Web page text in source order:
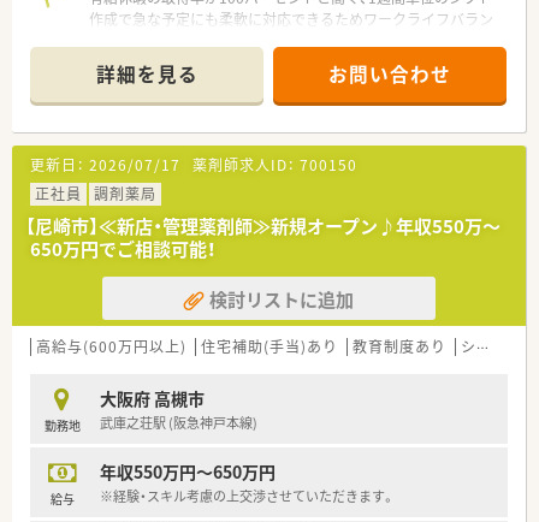
【こんな方にオススメ】
スを重視し仕事とプライベートを両立させたい方に最適な環境
です。
■施設5件や個人60名の在宅に対応しており、地域医療の最前線
で患者様と深く関わりながら専門性を磨き上げたい方に最適で
す。
■意欲や実績が正当に評価される社風の中で、若いうちから役職
を目指してキャリアアップを図りたいと考えている方に最適で
す。
作成で急な予定にも柔軟に対応できるためワークライフバラン
＊------------------------------------------＊
【店舗情報と応需状況について】
■JR高槻駅から徒歩3分、阪急高槻市駅からも徒歩5分圏内と非
常に利便性が高く通勤ストレスが少ない環境です。
■心療内科や精神科をメインに1日平均80枚から90枚の処方箋
を応需しており、深く専門性を磨くことが可能です。
■薬剤師は常勤5名とパート4名の手厚い体制で、1200品目以上
の医薬品を扱いながら安全な調剤を行っています。
【募集背景と求める人物像について】
■欠員補充に伴う急募案件のため、地域医療に貢献したい意欲の
ある方を年齢や経験を問わず幅広く募集しています。
■在宅医療にも注力しているため、施設や居宅への訪問業務に前
■周囲とのコミュニケーションを大切にし、アットホームな職場
で長く腰を据えて働きたい方に最適な環境です。
■大阪府と京都府の北摂・京阪エリアを中心に10店舗以上をド
ミナント展開している安定した経営基盤の会社です。
詳細を見る お問い合わせ
更新日： 2026/07/17 薬剤師求人ID： 700150
正社員
調剤薬局
【尼崎市】≪新店・管理薬剤師≫新規オープン♪年収550万～
650万円でご相談可能！
検討リストに追加
高給与(600万円以上) 住宅補助(手当)あり 教育制度あり シフト制
勤務地
大阪府 高槻市
武庫之荘駅 (阪急神戸本線)
給与
年収550万円～650万円
※経験・スキル考慮の上交渉させていただきます。